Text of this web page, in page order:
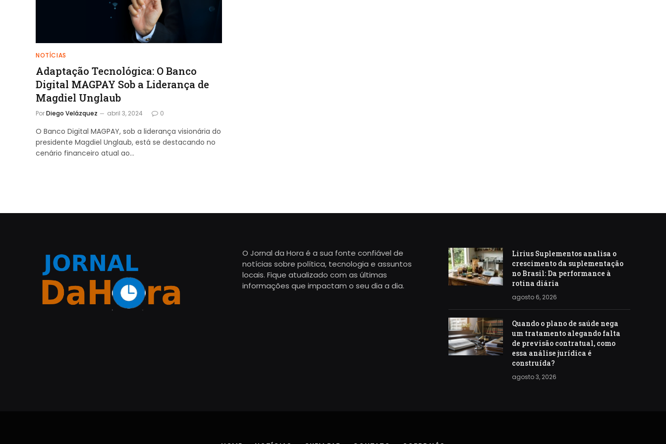
NOTÍCIAS
Adaptação Tecnológica: O Banco
Digital MAGPAY Sob a Liderança de
Magdiel Unglaub
PorDiego Velázquez abril 3, 2024 0
O Banco Digital MAGPAY, sob a liderança visionária do
presidente Magdiel Unglaub, está se destacando no
cenário financeiro atual ao…
O Jornal da Hora é a sua fonte confiável de
notícias sobre política, tecnologia e assuntos
locais. Fique atualizado com as últimas
informações que impactam o seu dia a dia.
Lirius Suplementos analisa o
crescimento da suplementação
no Brasil: Da performance à
rotina diária
agosto 6, 2026
Quando o plano de saúde nega
um tratamento alegando falta
de previsão contratual, como
essa análise jurídica é
construída?
agosto 3, 2026